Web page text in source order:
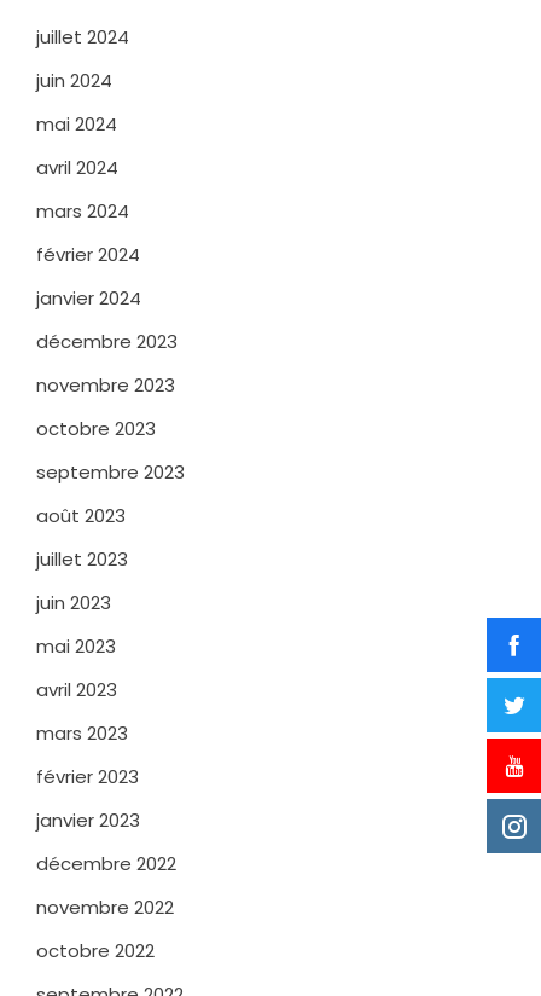
juillet 2024
juin 2024
mai 2024
avril 2024
mars 2024
février 2024
janvier 2024
décembre 2023
novembre 2023
octobre 2023
septembre 2023
août 2023
juillet 2023
juin 2023
mai 2023
avril 2023
mars 2023
février 2023
janvier 2023
décembre 2022
novembre 2022
octobre 2022